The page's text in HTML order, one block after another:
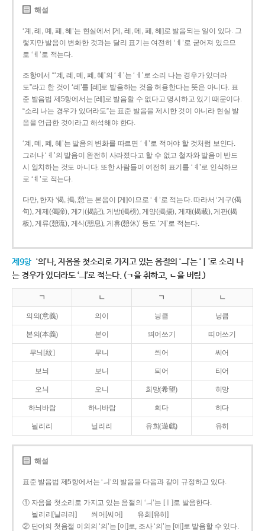
해설
‘계, 례, 몌, 폐, 혜’는 현실에서 [게, 레, 메, 페, 헤]로 발음되는 일이 있다. 그
렇지만 발음이 변화한 것과는 달리 표기는 여전히 ‘ㅖ’로 굳어져 있으므
로 ‘ㅖ’로 적는다.
조항에서 “‘계, 례, 몌, 폐, 혜’의 ‘ㅖ’는 ‘ㅔ’로 소리 나는 경우가 있더라
도”라고 한 것이 ‘례’를 [레]로 발음하는 것을 허용한다는 뜻은 아니다. 표
준 발음법 제5항에서는 [레]로 발음할 수 없다고 명시하고 있기 때문이다.
“소리 나는 경우가 있더라도”는 표준 발음을 제시한 것이 아니라 현실 발
음을 언급한 것이라고 해석해야 한다.
‘계, 몌, 폐, 혜’는 발음의 변화를 따르면 ‘ㅔ’로 적어야 할 것처럼 보인다.
그러나 ‘ㅖ’의 발음이 완전히 사라졌다고 할 수 없고 철자와 발음이 반드
시 일치하는 것도 아니다. 또한 사람들이 여전히 표기를 ‘ㅖ’로 인식하므
로 ‘ㅖ’로 적는다.
다만, 한자 ‘偈, 揭, 憩’는 본음이 [게]이므로 ‘ㅔ’로 적는다. 따라서 ‘게구(偈
句), 게제(偈諦), 게기(揭記), 게방(揭榜), 게양(揭揚), 게재(揭載), 게판(揭
板), 게류(憩流), 게식(憩息), 게휴(憩休)’ 등도 ‘게’로 적는다.
제9항 ‘의’나, 자음을 첫소리로 가지고 있는 음절의 ‘ㅢ’는 ‘ㅣ’로 소리 나
는 경우가 있더라도 ‘ㅢ’로 적는다. (ㄱ을 취하고, ㄴ을 버림.)
ㄱ ㄴ ㄱ ㄴ
의의(意義) 의이 닁큼 닝큼
본의(本義) 본이 띄어쓰기 띠어쓰기
무늬[紋] 무니 씌어 씨어
보늬 보니 틔어 티어
오늬 오니 희망(希望) 히망
하늬바람 하니바람 희다 히다
늴리리 닐리리 유희(遊戱) 유히
해설
표준 발음법 제5항에서는 ‘ㅢ’의 발음을 다음과 같이 규정하고 있다.
① 자음을 첫소리로 가지고 있는 음절의 ‘ㅢ’는 [ㅣ]로 발음한다.
늴리리[닐리리]
씌어[씨어]
유희[유히]
② 단어의 첫음절 이외의 ‘의’는 [이]로, 조사 ‘의’는 [에]로 발음할 수 있다.